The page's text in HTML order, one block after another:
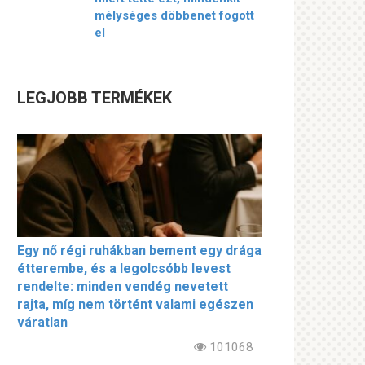
mélységes döbbenet fogott
el
LEGJOBB TERMÉKEK
Egy nő régi ruhákban bement egy drága
étterembe, és a legolcsóbb levest
rendelte: minden vendég nevetett
rajta, míg nem történt valami egészen
váratlan
101068